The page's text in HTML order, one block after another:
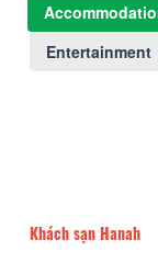
Entertainment
Khách sạn Hanah